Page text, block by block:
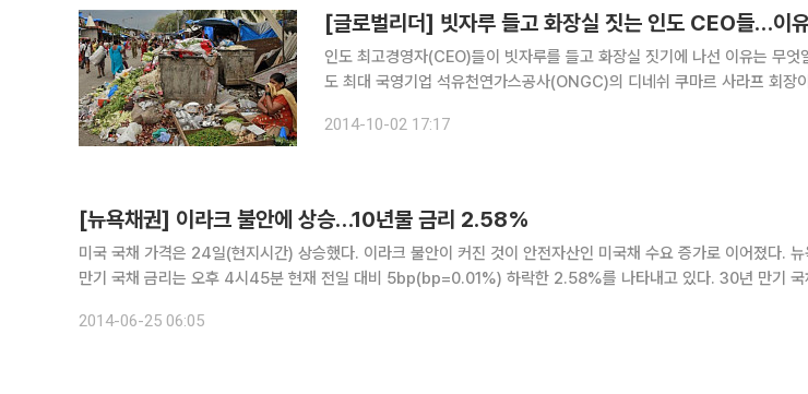
[글로벌리더] 빗자루 들고 화장실 짓는 인도 CEO들…이
인도 최고경영자(CEO)들이 빗자루를 들고 화장실 짓기에 나선 이유는 무엇일까. 시가총액
도 최대 국영기업 석유천연가스공사(ONGC)의 디네쉬 쿠마르 사라프 회장
일은 자사 정유단지가 있는 우타르프라데시주 마투라시의 학교에
2014-10-02 17:17
[뉴욕채권] 이라크 불안에 상승…10년물 금리 2.58%
미국 국채 가격은 24일(현지시간) 상승했다. 이라크 불안이 커진 것이 안전자산인 미국채 수요 증가로 이어졌다. 뉴욕채권시장에서 10년
만기 국채 금리는 오후 4시45분 현재 전일 대비 5bp(bp=0.01%) 하락한 2.58%를 나타내고 있다. 30년 만기 국채 금리는 3.40%로
2014-06-25 06:05